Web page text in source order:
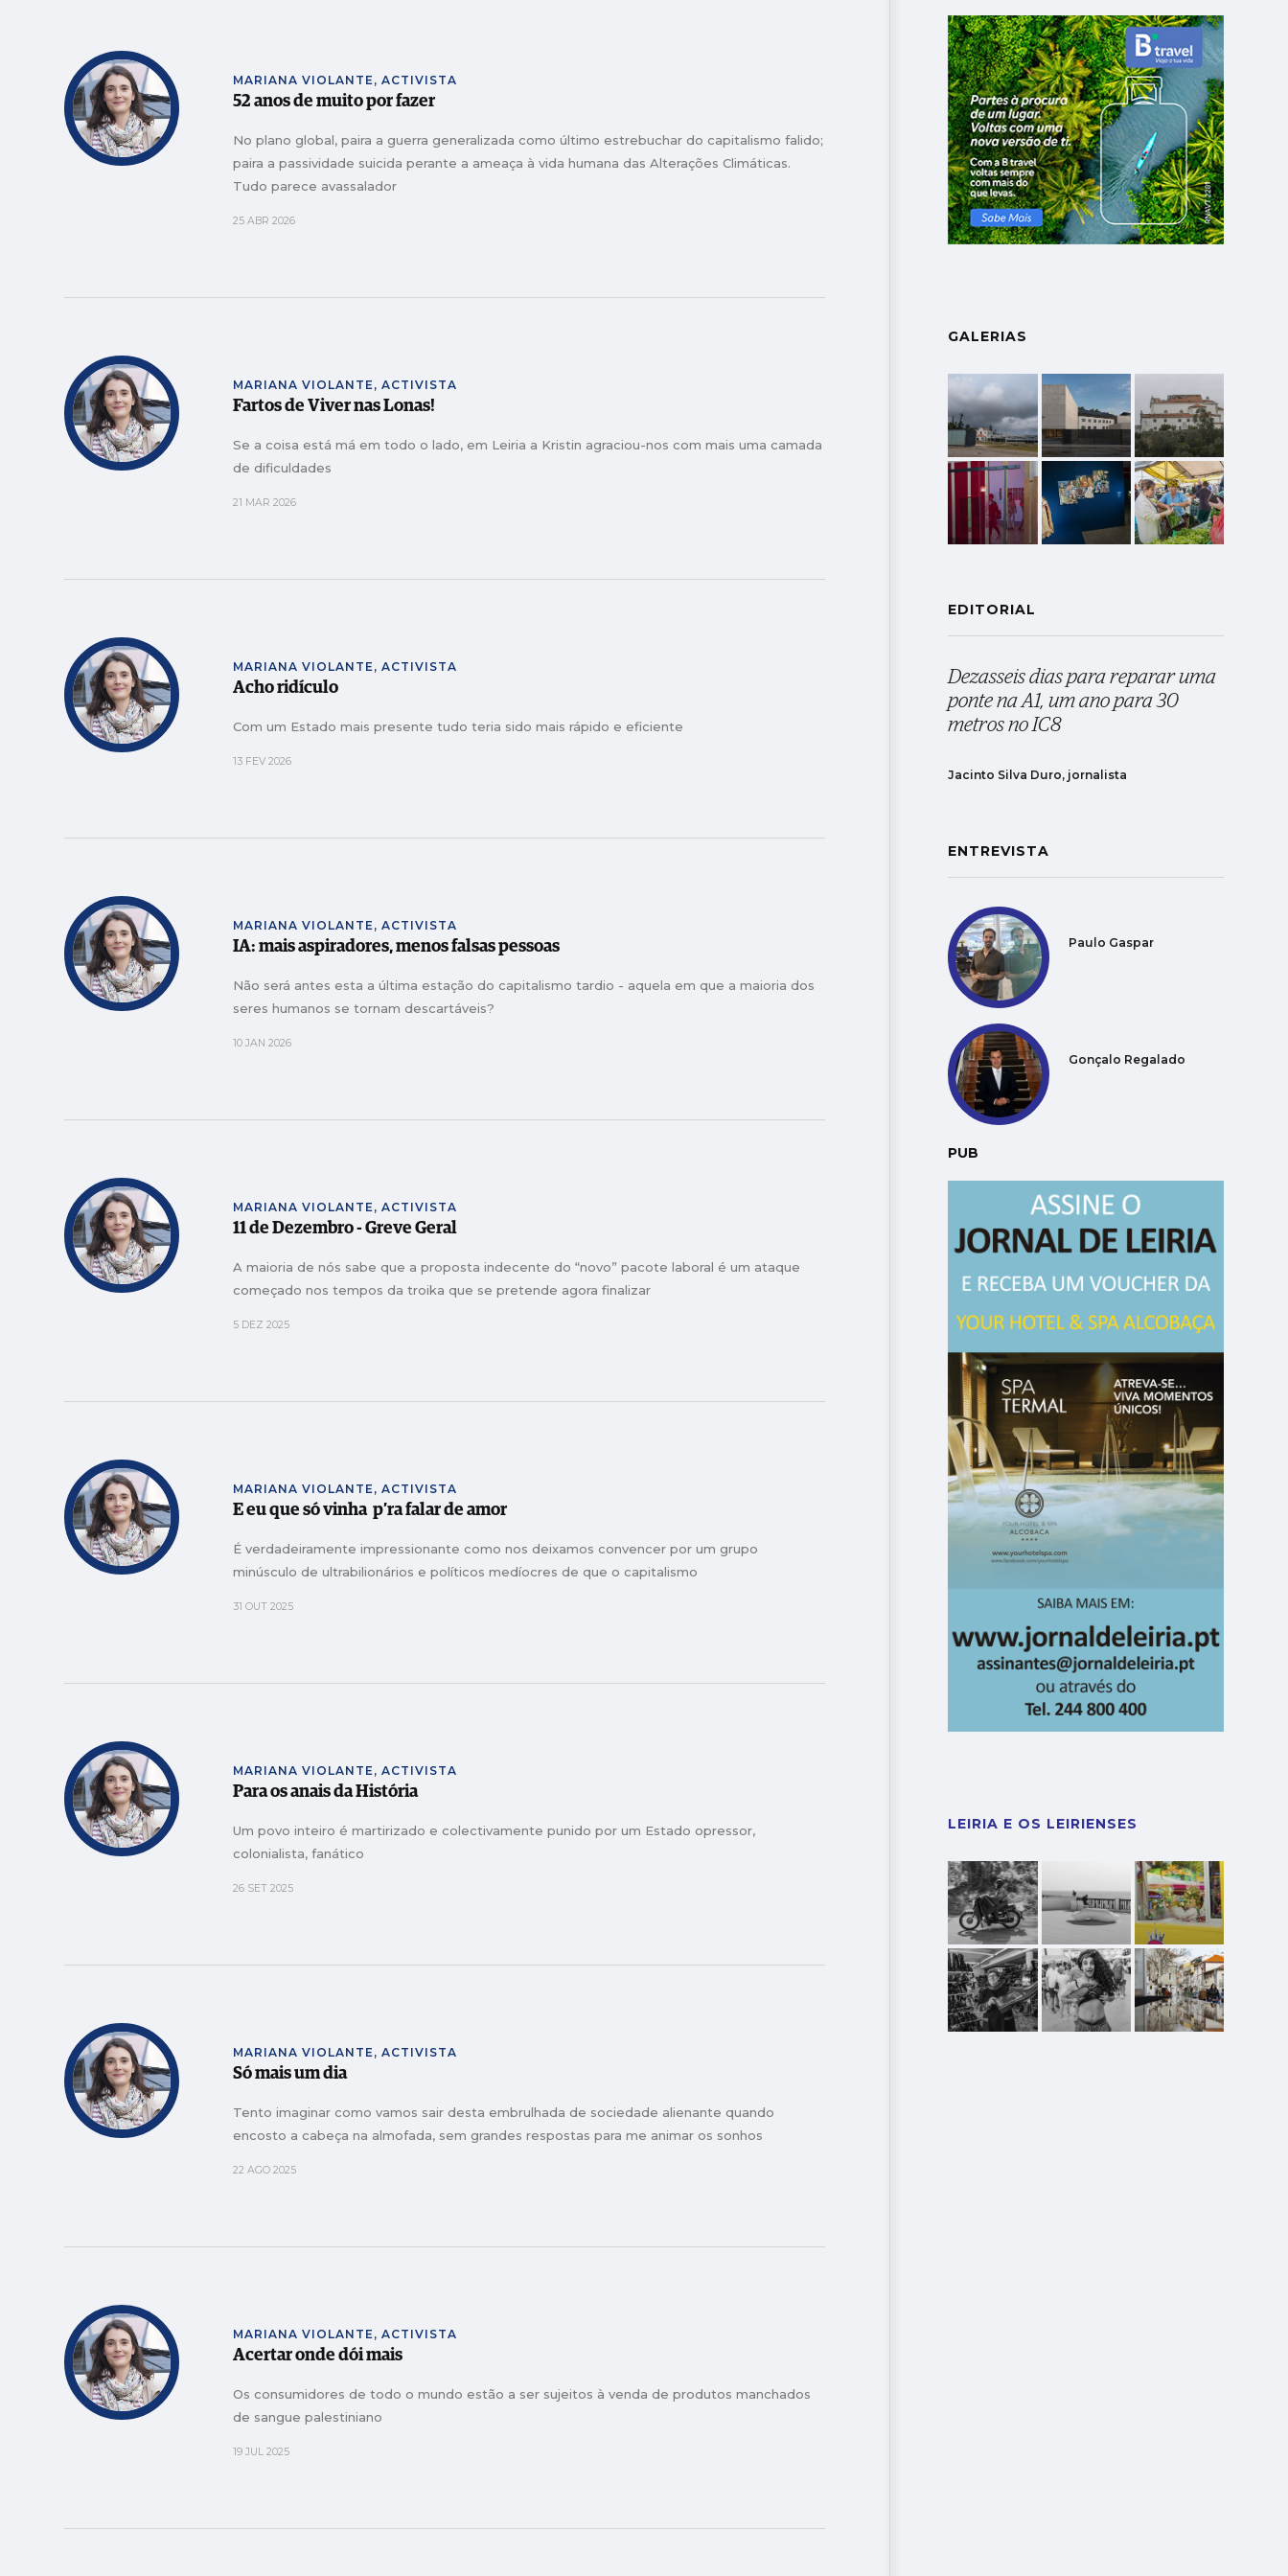
MARIANA VIOLANTE, ACTIVISTA
52 anos de muito por fazer
No plano global, paira a guerra generalizada como último estrebuchar do capitalismo falido;
paira a passividade suicida perante a ameaça à vida humana das Alterações Climáticas.
Tudo parece avassalador
25 ABR 2026
MARIANA VIOLANTE, ACTIVISTA
Fartos de Viver nas Lonas!
Se a coisa está má em todo o lado, em Leiria a Kristin agraciou-nos com mais uma camada
de dificuldades
21 MAR 2026
MARIANA VIOLANTE, ACTIVISTA
Acho ridículo
Com um Estado mais presente tudo teria sido mais rápido e eficiente
13 FEV 2026
MARIANA VIOLANTE, ACTIVISTA
IA: mais aspiradores, menos falsas pessoas
Não será antes esta a última estação do capitalismo tardio - aquela em que a maioria dos
seres humanos se tornam descartáveis?
10 JAN 2026
MARIANA VIOLANTE, ACTIVISTA
11 de Dezembro - Greve Geral
A maioria de nós sabe que a proposta indecente do “novo” pacote laboral é um ataque
começado nos tempos da troika que se pretende agora finalizar
5 DEZ 2025
MARIANA VIOLANTE, ACTIVISTA
E eu que só vinha p’ra falar de amor
É verdadeiramente impressionante como nos deixamos convencer por um grupo
minúsculo de ultrabilionários e políticos medíocres de que o capitalismo
31 OUT 2025
MARIANA VIOLANTE, ACTIVISTA
Para os anais da História
Um povo inteiro é martirizado e colectivamente punido por um Estado opressor,
colonialista, fanático
26 SET 2025
MARIANA VIOLANTE, ACTIVISTA
Só mais um dia
Tento imaginar como vamos sair desta embrulhada de sociedade alienante quando
encosto a cabeça na almofada, sem grandes respostas para me animar os sonhos
22 AGO 2025
MARIANA VIOLANTE, ACTIVISTA
Acertar onde dói mais
Os consumidores de todo o mundo estão a ser sujeitos à venda de produtos manchados
de sangue palestiniano
19 JUL 2025
GALERIAS
EDITORIAL
Dezasseis dias para reparar uma
ponte na A1, um ano para 30
metros no IC8
Jacinto Silva Duro, jornalista
ENTREVISTA
Paulo Gaspar
Gonçalo Regalado
PUB
LEIRIA E OS LEIRIENSES